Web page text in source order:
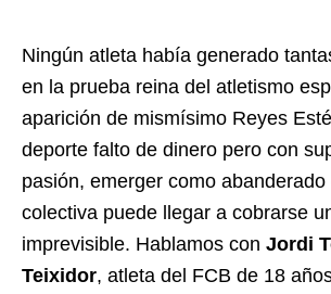
Ningún atleta había generado
en la prueba reina del atletismo
aparición de mismísimo Reyes
deporte falto de dinero pero con
pasión, emerger como
colectiva puede llegar a cobrarse
imprevisible. Hablamos con Jordi
Teixidor, atleta del FCB de 18